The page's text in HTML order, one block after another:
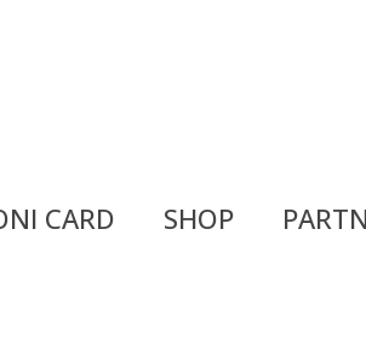
CARD SHOP